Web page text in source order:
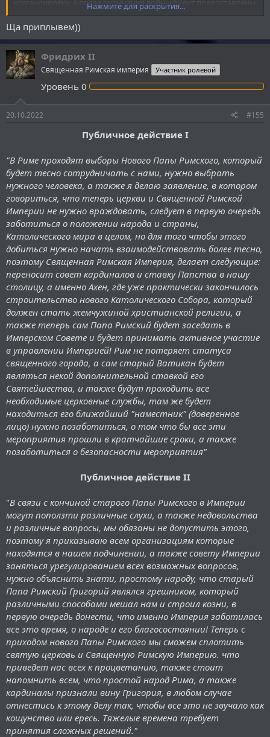
командировку, а после окончания войны будут предоставлены
Нажмите для раскрытия...
Ща приплывем))
Фридрих II
Священная Римская империя Участник ролевой
Уровень 0
20.10.2022 #155
Публичное действие I
"В Риме проходят выборы Нового Папы Римского, который
будет тесно сотрудничать с нами, нужно выбрать
нужного человека, а также я делаю заявление, в котором
говориться, что теперь церкви и Священной Римской
Империи не нужно враждовать, следует в первую очередь
заботиться о положении народа и страны,
Католического мира в целом, но для того чтобы этого
добиться нужно начать взаимодействовать более тесно,
поэтому Священная Римская Империя, делает следующие:
переносит совет кардиналов и ставку Папства в нашу
столицу, а именно Ахен, где уже практически закончилось
строительство нового Католического Собора, который
должен стать жемчужиной христианской религии, а
также теперь сам Папа Римский будет заседать в
Имперском Совете и будет принимать активное участие
в управлении Империей! Рим не потеряет статуса
священного города, а сам старый Ватикан будет
являться некой дополнительной ставкой его
Святейшества, и также будут проходить все
необходимые церковные службы, там же будет
находиться его ближайший "наместник" (доверенное
лицо) нужно позаботиться, о том что бы все эти
мероприятия прошли в кратчайшие сроки, а также
позаботиться о безопасности мероприятия"
Публичное действие II
"В связи с кончиной старого Папы Римского в Империи
могут поползти различные слухи, а также недовольства
и различные вопросы, мы обязаны не допустить этого,
поэтому я приказываю всем организациям которые
находятся в нашем подчинении, а также совету Империи
заняться урегулированием всех возможных вопросов,
нужно объяснить знати, простому народу, что старый
Папа Римский Григорий являлся грешником, который
различными способами мешал нам и строил козни, в
первую очередь донести, что именно Империя заботилась
все это время, о народе и его благосостоянии! Теперь с
приходом нового Папы Римского мы сможем сплотить
святую церковь и Священную Римскую Империю. что
приведет нас всех к процветанию, также стоит
напомнить всем, что простой народ Рима, а также
кардиналы признали вину Григория, в любом случае
отнестись к этому делу так, чтобы все это не звучало как
кощунство или ересь. Тяжелые времена требует
принятия сложных решений."